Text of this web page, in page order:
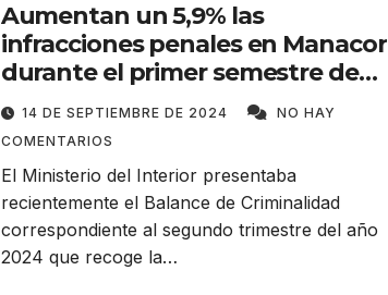
Aumentan un 5,9% las
infracciones penales en Manacor
durante el primer semestre de
2024
14 DE SEPTIEMBRE DE 2024
NO HAY
COMENTARIOS
El Ministerio del Interior presentaba
recientemente el Balance de Criminalidad
correspondiente al segundo trimestre del año
2024 que recoge la…